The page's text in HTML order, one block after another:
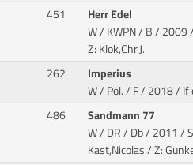
451
Herr Edel
W / KWPN / B / 2009
Z: Klok,Chr.J.
262
Imperius
W / Pol. / F / 2018 / If
486
Sandmann 77
W / DR / Db / 2011 /
Kast,Nicolas / Z: